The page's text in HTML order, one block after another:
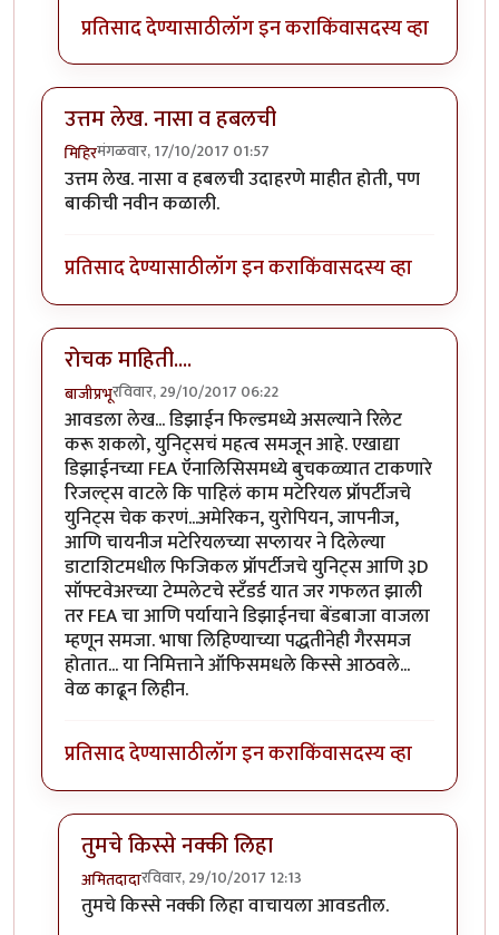
प्रतिसाद देण्यासाठीलॉग इन कराकिंवासदस्य व्हा
उत्तम लेख. नासा व हबलची
मिहिरमंगळवार, 17/10/2017 01:57
उत्तम लेख. नासा व हबलची उदाहरणे माहीत होती, पण
बाकीची नवीन कळाली.
प्रतिसाद देण्यासाठीलॉग इन कराकिंवासदस्य व्हा
रोचक माहिती....
बाजीप्रभूरविवार, 29/10/2017 06:22
आवडला लेख... डिझाईन फिल्डमध्ये असल्याने रिलेट
करू शकलो, युनिट्सचं महत्व समजून आहे. एखाद्या
डिझाईनच्या FEA ऍनालिसिसमध्ये बुचकळ्यात टाकणारे
रिजल्ट्स वाटले कि पाहिलं काम मटेरियल प्रॉपर्टीजचे
युनिट्स चेक करणं...अमेरिकन, युरोपियन, जापनीज,
आणि चायनीज मटेरियलच्या सप्लायर ने दिलेल्या
डाटाशिटमधील फिजिकल प्रॉपर्टीजचे युनिट्स आणि ३D
सॉफ्टवेअरच्या टेम्पलेटचे स्टॅंडर्ड यात जर गफलत झाली
तर FEA चा आणि पर्यायाने डिझाईनचा बेंडबाजा वाजला
म्हणून समजा. भाषा लिहिण्याच्या पद्धतीनेही गैरसमज
होतात... या निमित्ताने ऑफिसमधले किस्से आठवले...
वेळ काढून लिहीन.
प्रतिसाद देण्यासाठीलॉग इन कराकिंवासदस्य व्हा
तुमचे किस्से नक्की लिहा
अमितदादारविवार, 29/10/2017 12:13
In reply toरोचक माहिती....byबाजीप्रभू
तुमचे किस्से नक्की लिहा वाचायला आवडतील.